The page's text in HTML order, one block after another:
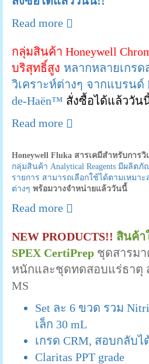
Read more
กลุ่มสินค้า Honeywell
บริสุทธิ์สูง หลากหลายเกร
วิเคราะห์ต่างๆ จากแบรนด์
de-Haën™ สั่งซื้อได้แล้ววัน
Read more
Honeywell Fluka สารเคมีสำหรับการ
กลุ่มสินค้า Analytical Reagents มีผลิต
รายการ สามารถเลือกใช้ได้ตามเหมา
ต่างๆ พร้อมวางจำหน่ายแล้ววันนี้
Read more
NEW PRODUCTS!! สินค้า
SPEX CertiPrep ชุดสารม
หนักและชุดทดสอบแร่ธาตุ
MS
Set ละ 6 ขวด รวม
เล็ก 30 mL
เกรด CRM, สอบกลับไ
Claritas PPT grade